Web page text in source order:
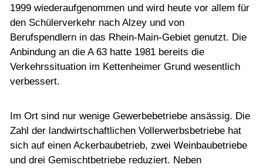
1999 wiederaufgenommen und wird heute vor allem für
den Schülerverkehr nach Alzey und von
Berufspendlern in das Rhein-Main-Gebiet genutzt. Die
Anbindung an die A 63 hatte 1981 bereits die
Verkehrssituation im Kettenheimer Grund wesentlich
verbessert.
Im Ort sind nur wenige Gewerbebetriebe ansässig. Die
Zahl der landwirtschaftlichen Vollerwerbsbetriebe hat
sich auf einen Ackerbaubetrieb, zwei Weinbaubetriebe
und drei Gemischtbetriebe reduziert. Neben